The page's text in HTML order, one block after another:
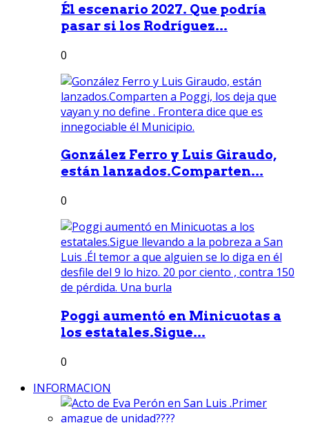
Él escenario 2027. Que podría
pasar si los Rodríguez...
0
González Ferro y Luis Giraudo,
están lanzados.Comparten...
0
Poggi aumentó en Minicuotas a
los estatales.Sigue...
0
INFORMACION